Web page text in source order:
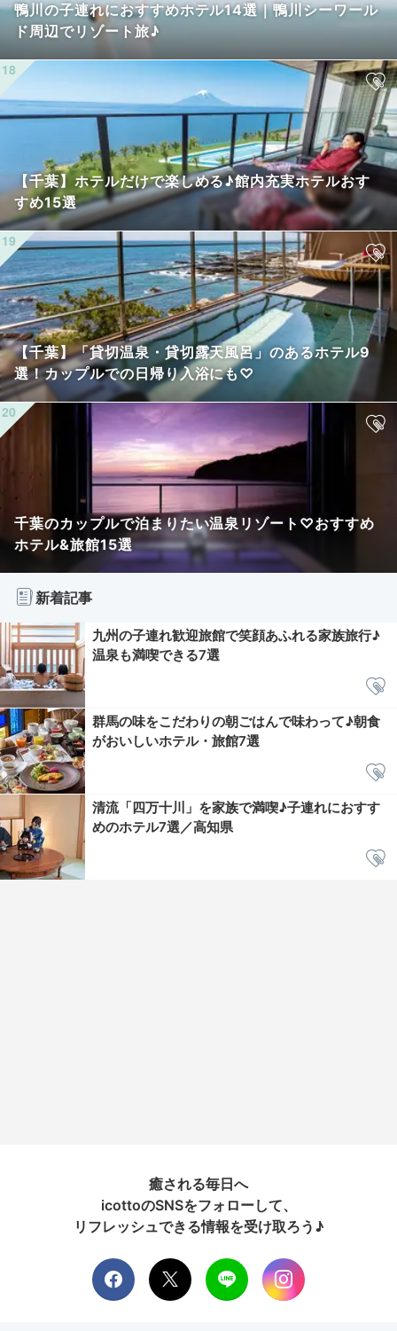
鴨川の子連れにおすすめホテル14選｜鴨川シーワール
ド周辺でリゾート旅♪
【千葉】ホテルだけで楽しめる♪館内充実ホテルおす
すめ15選
【千葉】「貸切温泉・貸切露天風呂」のあるホテル9
選！カップルでの日帰り入浴にも♡
千葉のカップルで泊まりたい温泉リゾート♡おすすめ
ホテル&旅館15選
新着記事
九州の子連れ歓迎旅館で笑顔あふれる家族旅行♪
温泉も満喫できる7選
群馬の味をこだわりの朝ごはんで味わって♪朝食
がおいしいホテル・旅館7選
清流「四万十川」を家族で満喫♪子連れにおすす
めのホテル7選／高知県
癒される毎日へ
icottoのSNSをフォローして、
リフレッシュできる情報を受け取ろう♪